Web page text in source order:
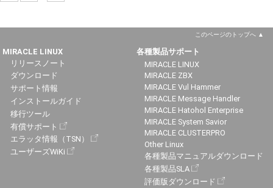
このページのトップへ
MIRACLE LINUX
リリースノート
ダウンロード
サポート情報
インストールガイド
移行ツール
有償サポート
エラッタ情報（TSN）
ユーザーズWiKi
各種製品サポート
MIRACLE LINUX
MIRACLE ZBX
MIRACLE Vul Hammer
MIRACLE Message Handler
MIRACLE Hatohol Enterprise
MIRACLE System Savior
MIRACLE CLUSTERPRO
Other Linux
各種製品マニュアルダウンロード
各種製品SLA
評価版ダウンロード